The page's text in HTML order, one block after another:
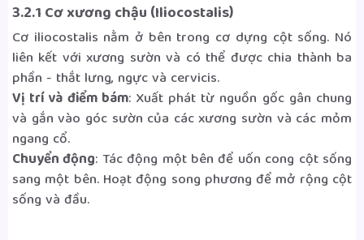
3.2.1 Cơ xương chậu (Iliocostalis)
Cơ iliocostalis nằm ở bên trong cơ dựng cột sống. Nó
liên kết với xương sườn và có thể được chia thành ba
phần - thắt lưng, ngực và cervicis.
Vị trí và điểm bám: Xuất phát từ nguồn gốc gân chung
và gắn vào góc sườn của các xương sườn và các mỏm
ngang cổ.
Chuyển động: Tác động một bên để uốn cong cột sống
sang một bên. Hoạt động song phương để mở rộng cột
sống và đầu.